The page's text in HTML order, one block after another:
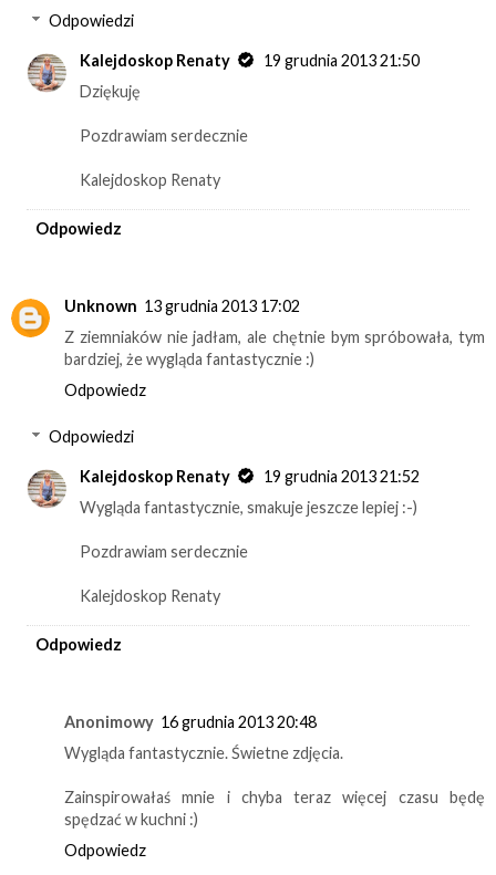
Odpowiedzi
Kalejdoskop Renaty
19 grudnia 2013 21:50
Dziękuję
Pozdrawiam serdecznie
Kalejdoskop Renaty
Odpowiedz
Unknown 13 grudnia 2013 17:02
Z ziemniaków nie jadłam, ale chętnie bym spróbowała, tym
bardziej, że wygląda fantastycznie :)
Odpowiedz
Odpowiedzi
Kalejdoskop Renaty
19 grudnia 2013 21:52
Wygląda fantastycznie, smakuje jeszcze lepiej :-)
Pozdrawiam serdecznie
Kalejdoskop Renaty
Odpowiedz
Anonimowy 16 grudnia 2013 20:48
Wygląda fantastycznie. Świetne zdjęcia.
Zainspirowałaś mnie i chyba teraz więcej czasu będę
spędzać w kuchni :)
Odpowiedz